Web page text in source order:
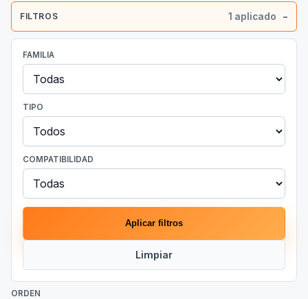
FILTROS 1 aplicado
FAMILIA
TIPO
COMPATIBILIDAD
Aplicar filtros
Limpiar
ORDEN